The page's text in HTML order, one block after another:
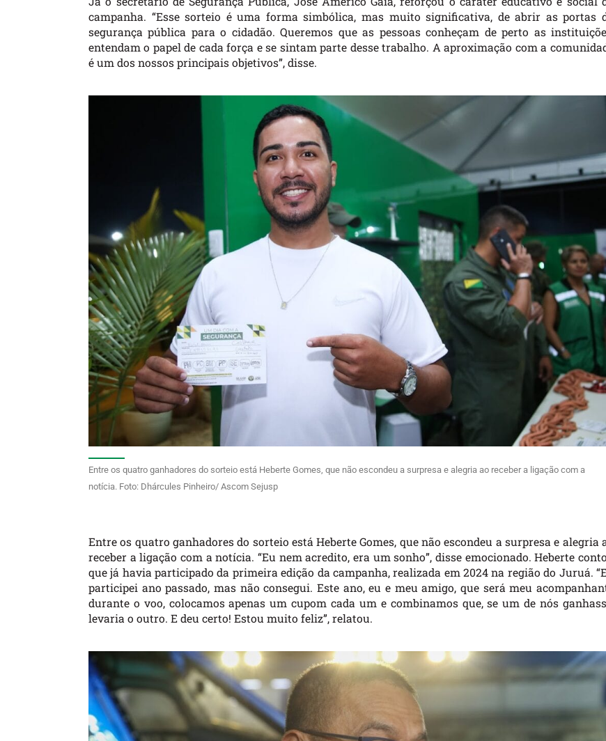
campanha. “Esse sorteio é uma forma simbólica, mas muito significativa, de abrir as portas
segurança pública para o cidadão. Queremos que as pessoas conheçam de perto as
entendam o papel de cada força e se sintam parte desse trabalho. A aproximação com a
é um dos nossos principais objetivos”, disse.
Entre os quatro ganhadores do sorteio está Heberte Gomes, que não escondeu a surpresa e alegria ao receber a ligação com a
notícia. Foto: Dhárcules Pinheiro/ Ascom Sejusp
Entre os quatro ganhadores do sorteio está Heberte Gomes, que não escondeu a surpresa e alegria
receber a ligação com a notícia. “Eu nem acredito, era um sonho”, disse emocionado. Heberte
que já havia participado da primeira edição da campanha, realizada em 2024 na região do Juruá.
participei ano passado, mas não consegui. Este ano, eu e meu amigo, que será meu
durante o voo, colocamos apenas um cupom cada um e combinamos que, se um de nós
levaria o outro. E deu certo! Estou muito feliz”, relatou.